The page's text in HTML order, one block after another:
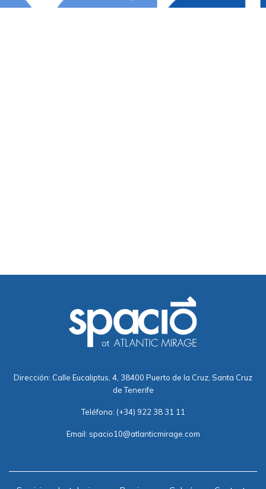
Dirección: Calle Eucaliptus, 4, 38400 Puerto de la Cruz, Santa Cruz
de Tenerife
Teléfono: (+34) 922 38 31 11
Email: spacio10@atlanticmirage.com